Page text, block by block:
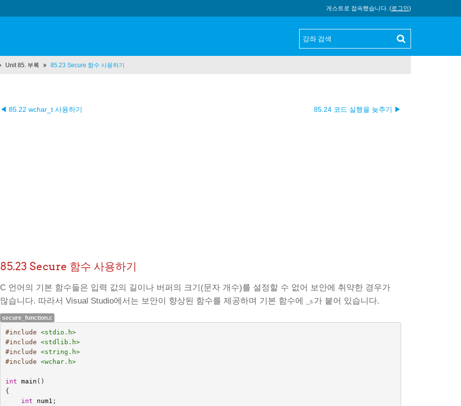
게스트로 접속했습니다. (로그인)
Unit 85. 부록 85.23 Secure 함수 사용하기
◀ 85.22 wchar_t 사용하기 85.24 코드 실행을 늦추기 ▶︎
85.23 Secure 함수 사용하기
C 언어의 기본 함수들은 입력 값의 길이나 버퍼의 크기(문자 개수)를 설정할 수 없어 보안에 취약한 경우가
많습니다. 따라서 Visual Studio에서는 보안이 향상된 함수를 제공하며 기본 함수에
_s가 붙어 있습니다.
secure_function.c
#include <stdio.h>
#include <stdlib.h>
#include <string.h>
#include <wchar.h>
int main ()
{
int
num1 ;